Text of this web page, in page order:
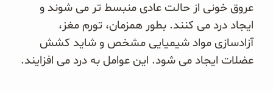
عروق خونی از حالت عادی منبسط تر می شوند و
ایجاد درد می کنند. بطور همزمان، تورم مغز،
آزادسازی مواد شیمیایی مشخص و شاید کشش
عضلات ایجاد می شود. این عوامل به درد می افزایند.